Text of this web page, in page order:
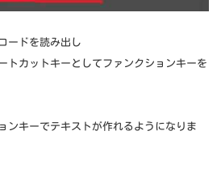
ードを読み出し
トカットキーとしてファンクションキーを
ンキーでテキストが作れるようになりま